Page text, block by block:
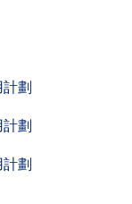
劃
劃
劃